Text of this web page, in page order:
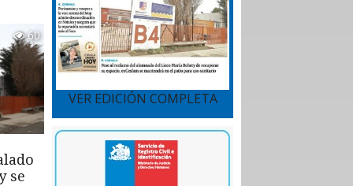
60
se
VER EDICIÓN COMPLETA